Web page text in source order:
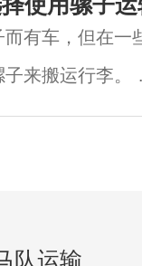
存方式形成了马
使用骡子
有车，但在一
来搬运行李。
力塔，很多人
队运输